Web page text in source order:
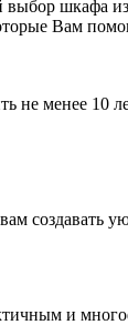
шкафа
Вам
не менее 10
создавать
и